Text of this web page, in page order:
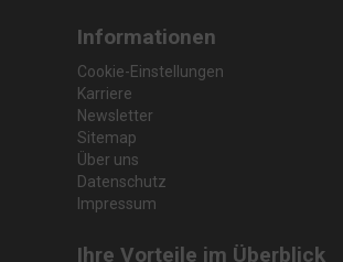
Informationen
Cookie-Einstellungen
Karriere
Newsletter
Sitemap
Über uns
Datenschutz
Impressum
Ihre Vorteile im Überblick